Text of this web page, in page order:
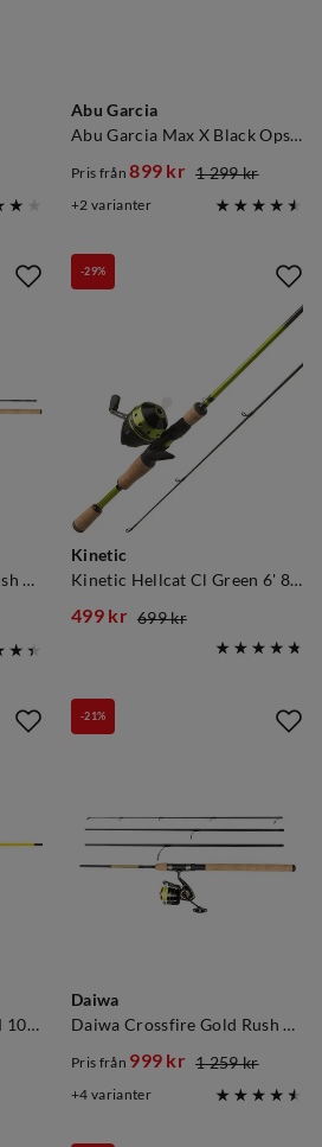
Abu Garcia
Abu Garcia Max X Black Ops Spin Combo
discounted
Pris från899 kr
original
1 299 kr
2 varianter
Daiwa Crossfire Gold Rush Pmc 2-Delt
Kinetic
Kinetic Hellcat Cl Green 6' 8-30g Green
-29%
499 kr 699 kr
Combo Impact 20/502 M 10-30g
Daiwa
Daiwa Crossfire Gold Rush Pmc 4-Delt
-21%
discounted
Pris från 999 kr
original
1 259 kr
4 varianter